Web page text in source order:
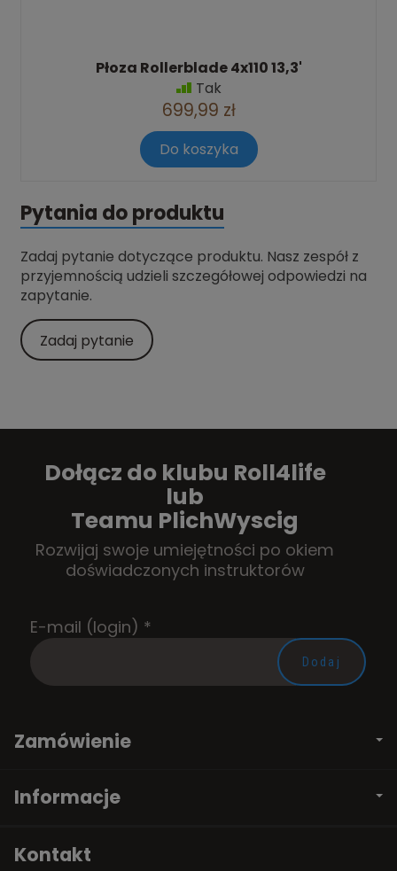
Płoza Rollerblade 4x110 13,3'
Tak
699,99 zł
Do koszyka
Pytania do produktu
Zadaj pytanie dotyczące produktu. Nasz zespół z
przyjemnością udzieli szczegółowej odpowiedzi na
zapytanie.
Zadaj pytanie
Dołącz do klubu Roll4life
lub
Teamu PlichWyscig
Rozwijaj swoje umiejętności po okiem
doświadczonych instruktorów
E-mail (login) *
Zamówienie
Informacje
Kontakt